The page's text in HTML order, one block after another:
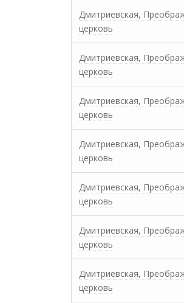
Дмитриевская,
церковь
Дмитриевская,
церковь
Дмитриевская,
церковь
Дмитриевская,
церковь
Дмитриевская,
церковь
Дмитриевская,
церковь
Дмитриевская,
церковь